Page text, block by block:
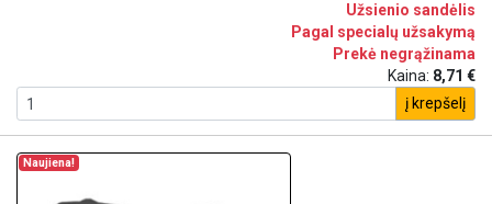
Užsienio sandėlis
Pagal specialų užsakymą
Prekė negrąžinama
Kaina: 8,71 €
į krepšelį
Naujiena!